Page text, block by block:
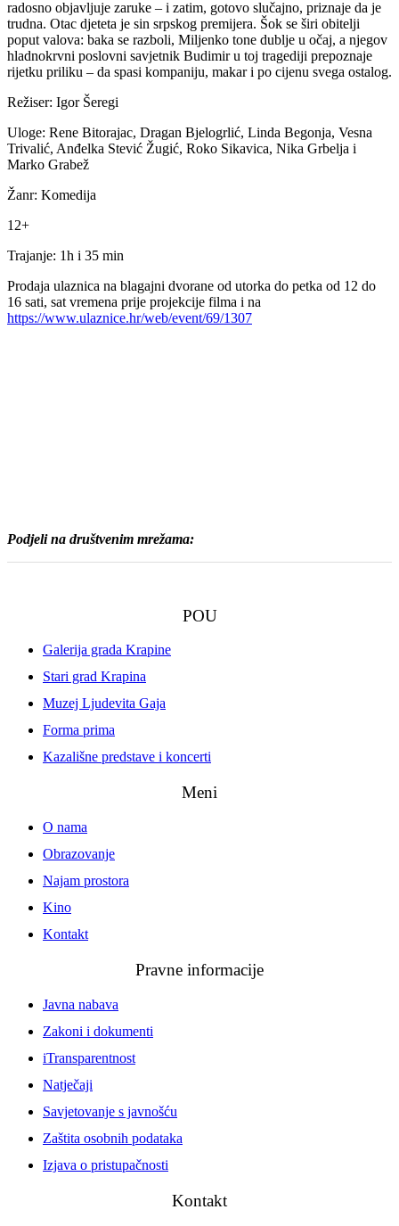
radosno objavljuje zaruke – i zatim, gotovo slučajno, priznaje da je
trudna. Otac djeteta je sin srpskog premijera. Šok se širi obitelji
poput valova: baka se razboli, Miljenko tone dublje u očaj, a njegov
hladnokrvni poslovni savjetnik Budimir u toj tragediji prepoznaje
rijetku priliku – da spasi kompaniju, makar i po cijenu svega ostalog.
Režiser: Igor Šeregi
Uloge: Rene Bitorajac, Dragan Bjelogrlić, Linda Begonja, Vesna
Trivalić, Anđelka Stević Žugić, Roko Sikavica, Nika Grbelja i
Marko Grabež
Žanr: Komedija
12+
Trajanje: 1h i 35 min
Prodaja ulaznica na blagajni dvorane od utorka do petka od 12 do
16 sati, sat vremena prije projekcije filma i na
https://www.ulaznice.hr/web/event/69/1307
Podjeli na društvenim mrežama:
POU
Galerija grada Krapine
Stari grad Krapina
Muzej Ljudevita Gaja
Forma prima
Kazališne predstave i koncerti
Meni
O nama
Obrazovanje
Najam prostora
Kino
Kontakt
Pravne informacije
Javna nabava
Zakoni i dokumenti
iTransparentnost
Natječaji
Savjetovanje s javnošću
Zaštita osobnih podataka
Izjava o pristupačnosti
Kontakt